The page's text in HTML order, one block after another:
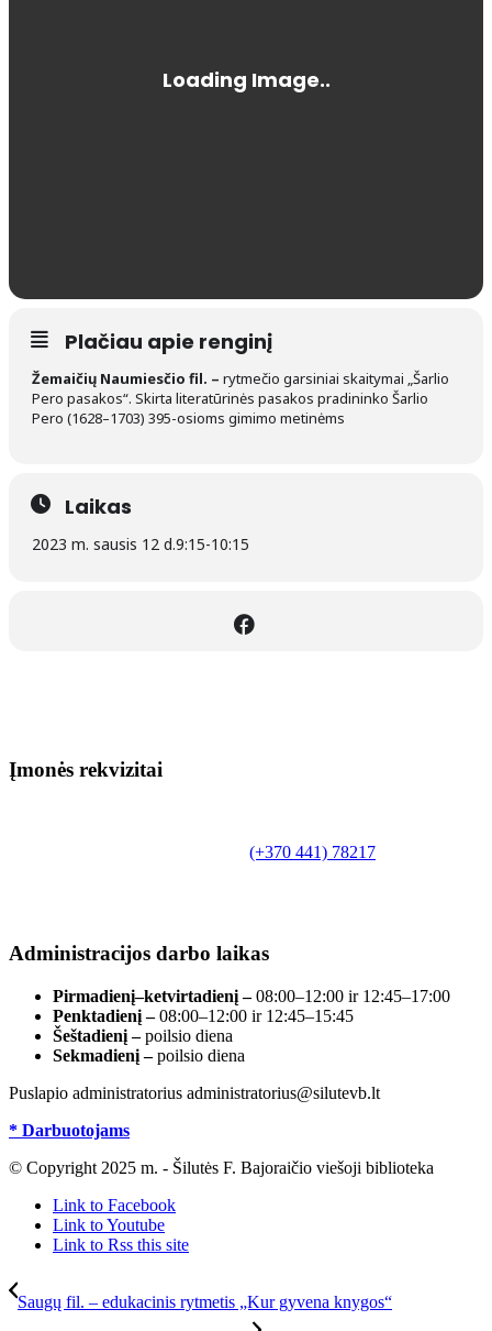
Plačiau apie renginį
Žemaičių Naumiesčio fil. – rytmečio garsiniai skaitymai „Šarlio
Pero pasakos“. Skirta literatūrinės pasakos pradininko Šarlio
Pero (1628–1703) 395-osioms gimimo metinėms
Laikas
2023 m. sausis 12 d.9:15-10:15
Įmonės rekvizitai
(+370 441) 78217
Administracijos darbo laikas
Pirmadienį–ketvirtadienį –08:00–12:00 ir 12:45–17:00
Penktadienį –08:00–12:00 ir 12:45–15:45
Šeštadienį –poilsio diena
Sekmadienį –poilsio diena
Puslapio administratorius administratorius@silutevb.lt
* Darbuotojams
© Copyright 2025 m. - Šilutės F. Bajoraičio viešoji biblioteka
Link to Facebook
Link to Youtube
Link to Rss this site
Saugų fil. – edukacinis rytmetis „Kur gyvena knygos“